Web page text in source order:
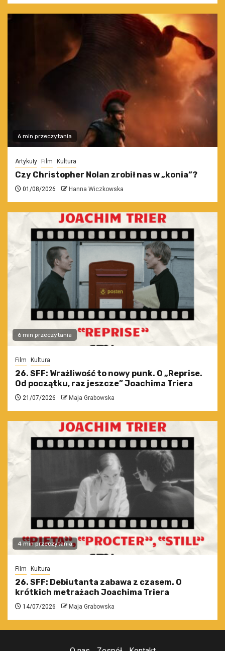
6 min przeczytania
Artykuły Film Kultura
Czy Christopher Nolan zrobił nas w „konia”?
01/08/2026 Hanna Wiczkowska
6 min przeczytania
Film Kultura
26. SFF: Wrażliwość to nowy punk. O „Reprise.
Od początku, raz jeszcze” Joachima Triera
21/07/2026 Maja Grabowska
4 min przeczytania
Film Kultura
26. SFF: Debiutanta zabawa z czasem. O
krótkich metrażach Joachima Triera
14/07/2026 Maja Grabowska